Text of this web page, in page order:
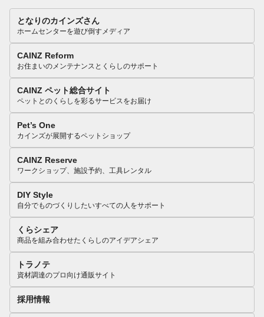
となりのカインズさん
ホームセンターを遊び倒すメディア
CAINZ Reform
お住まいのメンテナンスとくらしのサポート
CAINZ ペット総合サイト
ペットとのくらしを彩るサービスをお届け
Pet’s One
カインズが展開するペットショップ
CAINZ Reserve
ワークショップ、施設予約、工具レンタル
DIY Style
自分でものづくりしたいすべての人をサポート
くらシェア
商品を組み合わせたくらしのアイデアシェア
トラノテ
資材調達のプロ向け通販サイト
採用情報